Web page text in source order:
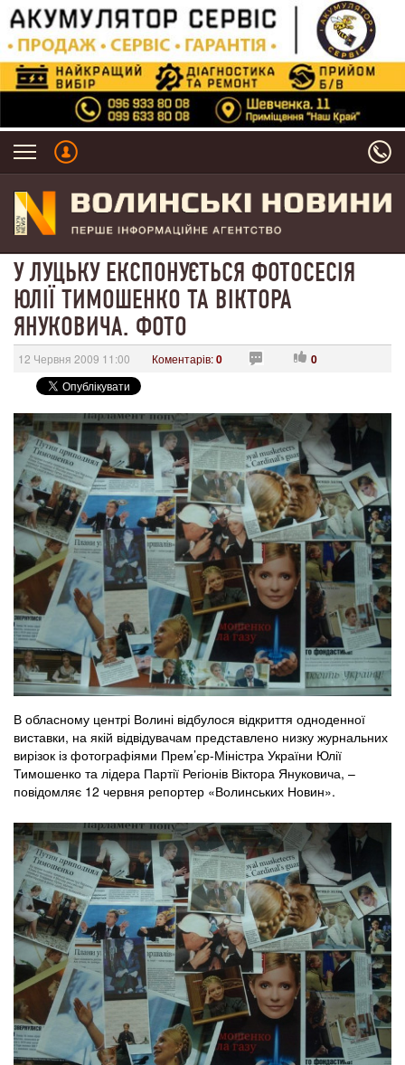
У ЛУЦЬКУ ЕКСПОНУЄТЬСЯ ФОТОСЕСІЯ
ЮЛІЇ ТИМОШЕНКО ТА ВІКТОРА
ЯНУКОВИЧА. ФОТО
12 Червня 2009 11:00 Коментарів:0 0
В обласному центрі Волині відбулося відкриття одноденної
виставки, на якій відвідувачам представлено низку журнальних
вирізок із фотографіями Прем’єр-Міністра України Юлії
Тимошенко та лідера Партії Регіонів Віктора Януковича, –
повідомляє 12 червня репортер «Волинських Новин».